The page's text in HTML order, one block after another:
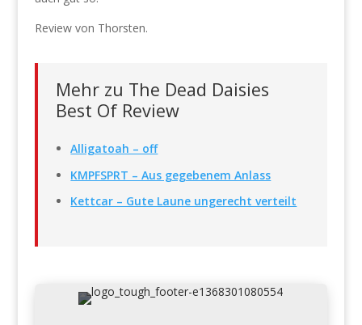
Review von Thorsten.
Mehr zu The Dead Daisies
Best Of Review
Alligatoah – off
KMPFSPRT – Aus gegebenem Anlass
Kettcar – Gute Laune ungerecht verteilt